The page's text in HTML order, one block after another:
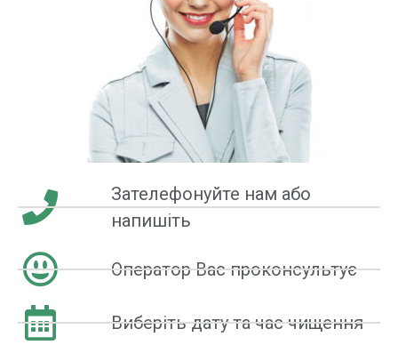
Зателефонуйте нам або
напишіть
Оператор Вас проконсультує
Виберіть дату та час чищення